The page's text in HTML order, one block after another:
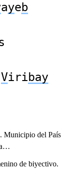
ayeb
Viribay
del País
de biyectivo.